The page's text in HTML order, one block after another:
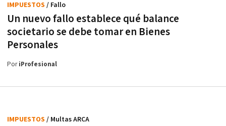
Un nuevo fallo establece qué balance
societario se debe tomar en Bienes
Personales
IMPUESTOS / Fallo
PoriProfesional
IMPUESTOS / Multas ARCA